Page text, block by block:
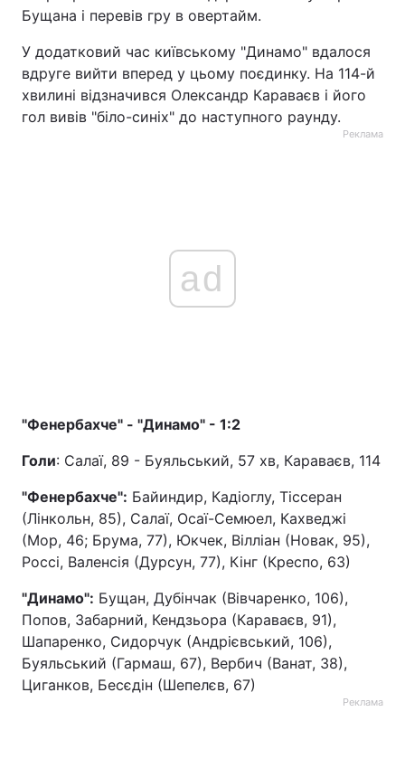
Бущана і перевів гру в овертайм.
У додатковий час київському "Динамо" вдалося
вдруге вийти вперед у цьому поєдинку. На 114-й
хвилині відзначився Олександр Караваєв і його
гол вивів "біло-синіх" до наступного раунду.
Реклама
ad
"Фенербахче" - "Динамо" - 1:2
Голи: Салаї, 89 - Буяльський, 57 хв, Караваєв, 114
"Фенербахче": Байиндир, Кадіоглу, Тіссеран
(Лінкольн, 85), Салаї, Осаї-Семюел, Кахведжі
(Мор, 46; Брума, 77), Юкчек, Вілліан (Новак, 95),
Россі, Валенсія (Дурсун, 77), Кінг (Креспо, 63)
"Динамо": Бущан, Дубінчак (Вівчаренко, 106),
Попов, Забарний, Кендзьора (Караваєв, 91),
Шапаренко, Сидорчук (Андрієвський, 106),
Буяльський (Гармаш, 67), Вербич (Ванат, 38),
Циганков, Бесєдін (Шепелєв, 67)
Реклама